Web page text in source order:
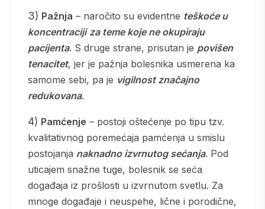
Pažnja – naročito su evidentne teškoće u
koncentraciji za teme koje ne okupiraju
pacijenta. S druge strane, prisutan je povišen
tenacitet, jer je pažnja bolesnika usmerena ka
samome sebi, pa je vigilnost značajno
redukovana.
Pamćenje – postoji oštećenje po tipu tzv.
kvalitativnog poremećaja pamćenja u smislu
postojanja naknadno izvrnutog sećanja. Pod
uticajem snažne tuge, bolesnik se seća
događaja iz prošlosti u izvrnutom svetlu. Za
mnoge događaje i neuspehe, lične i porodične,